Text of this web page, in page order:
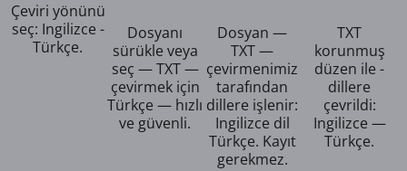
Çeviri yönünü
seç: Ingilizce -
Türkçe.
Dosyanı
sürükle veya
seç — TXT —
çevirmek için
Türkçe — hızlı
ve güvenli.
Dosyan —
TXT —
çevirmenimiz
tarafından
dillere işlenir:
Ingilizce dil
Türkçe. Kayıt
gerekmez.
TXT
korunmuş
düzen ile -
dillere
çevrildi:
Ingilizce —
Türkçe.